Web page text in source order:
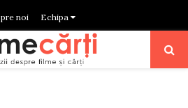
noi Echipa